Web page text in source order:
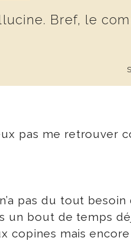
Bref, le
pas me retrouver
pas du tout
un bout de temps
copines mais